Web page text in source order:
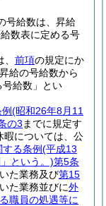
号給数は、昇給
数表に定める号
前項の規定にか
給の号給数から
給数」とい
(昭和26年8月11
の3 までに規定す
暇については、公
る条例(平成13
という。)第5条
た業務及び第15
た業務並びに外
職員の処遇等に